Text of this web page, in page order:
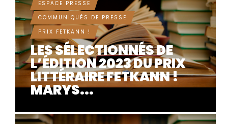
ESPACE PRESSE
COMMUNIQUÉS DE PRESSE
PRIX FETKANN !
LES SÉLECTIONNÉS DE
L’ÉDITION 2023 DU PRIX
LITTÉRAIRE FETKANN !
MARYS...